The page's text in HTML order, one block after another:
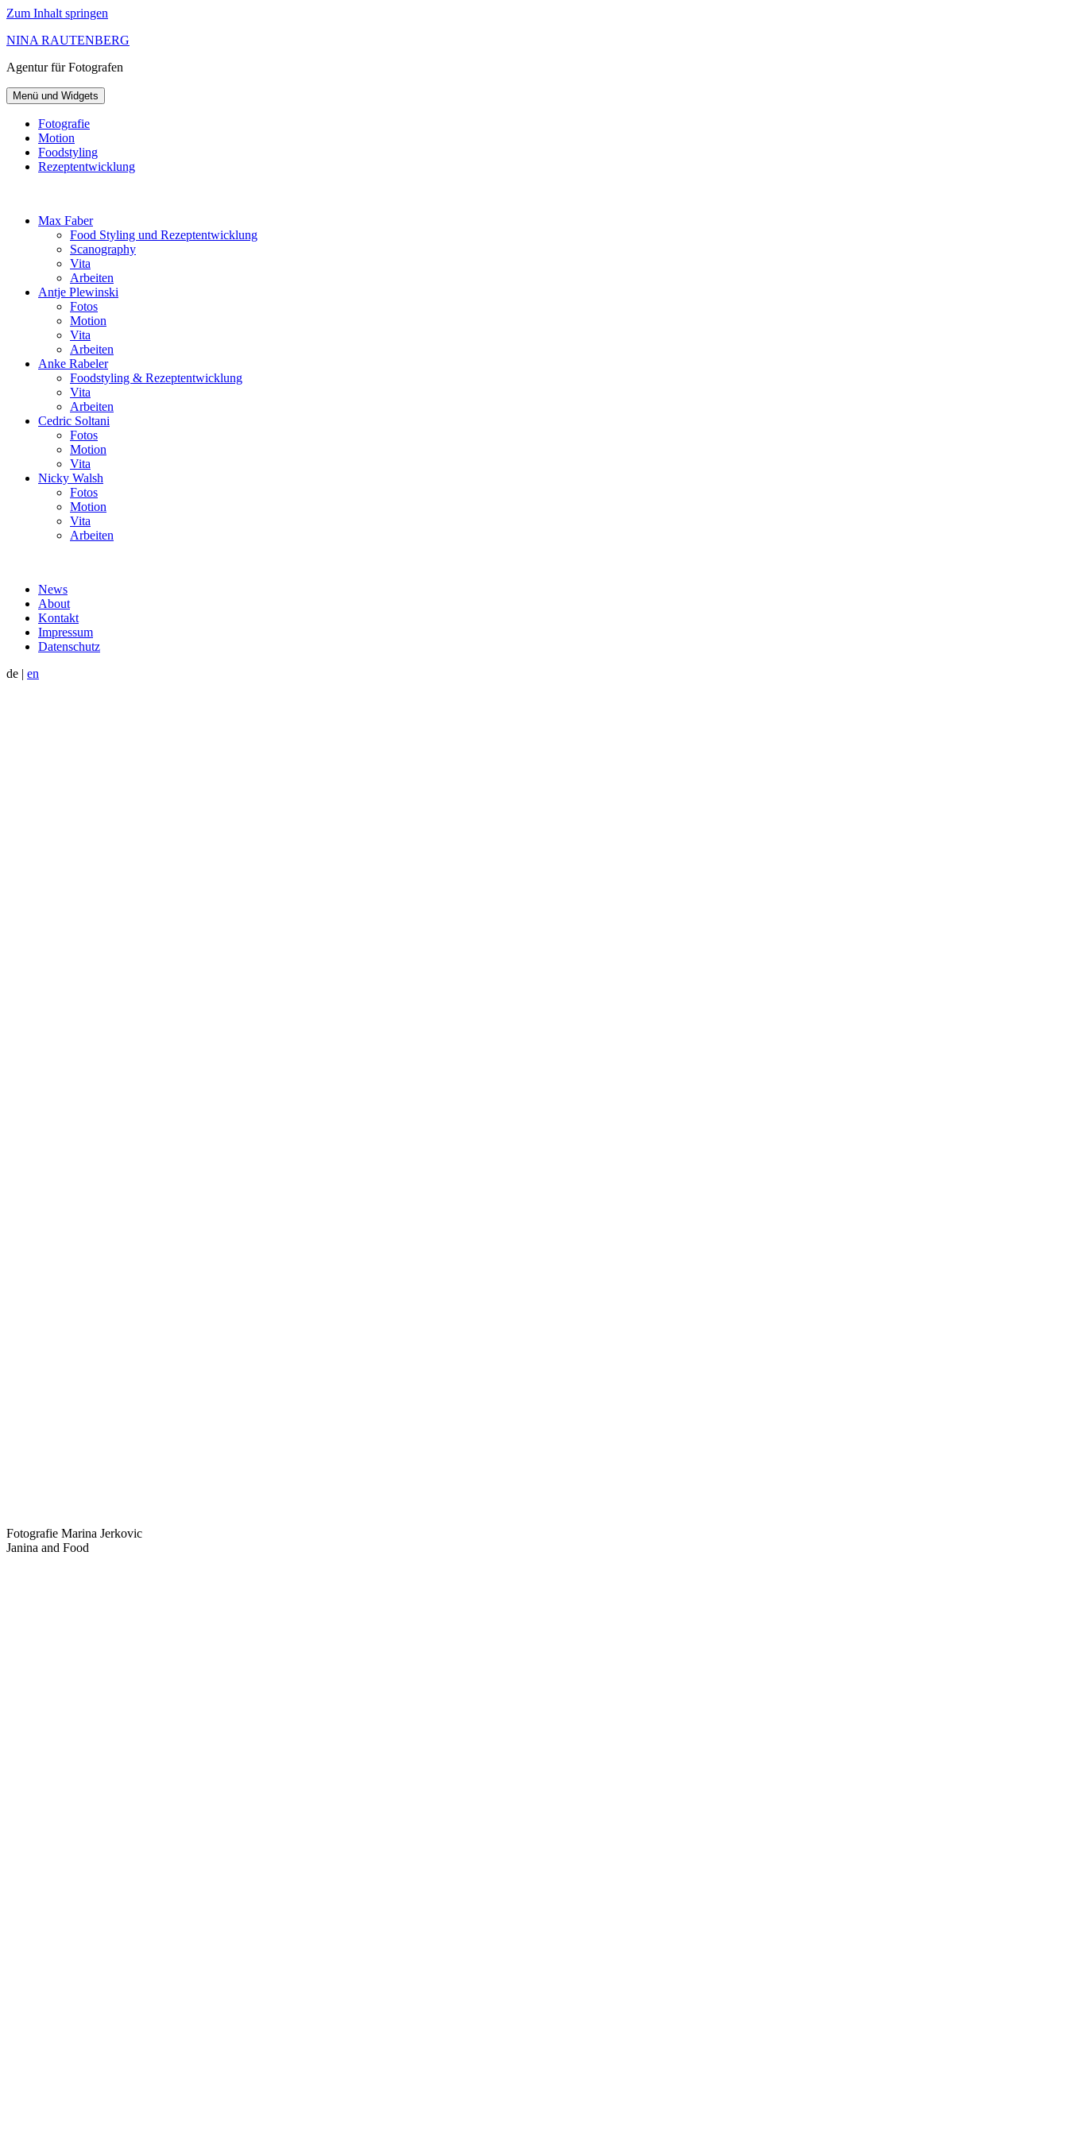
Zum Inhalt springen
NINA RAUTENBERG
Agenturfür Fotografen
Menü und Widgets
Fotografie
Motion
Foodstyling
Rezeptentwicklung
Max Faber
Food Styling und Rezeptentwicklung
Scanography
Vita
Arbeiten
Antje Plewinski
Fotos
Motion
Vita
Arbeiten
Anke Rabeler
Foodstyling & Rezeptentwicklung
Vita
Arbeiten
Cedric Soltani
Fotos
Motion
Vita
Nicky Walsh
Fotos
Motion
Vita
Arbeiten
News
About
Kontakt
Impressum
Datenschutz
de | en
Fotografie Marina Jerkovic
Janina and Food